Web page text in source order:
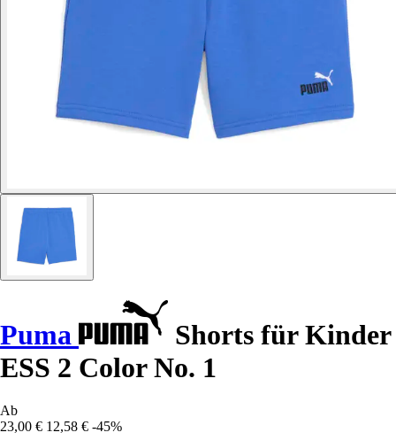
Puma
Shorts für Kinder
ESS 2 Color No. 1
Ab
23,00 € 12,58 € -45%